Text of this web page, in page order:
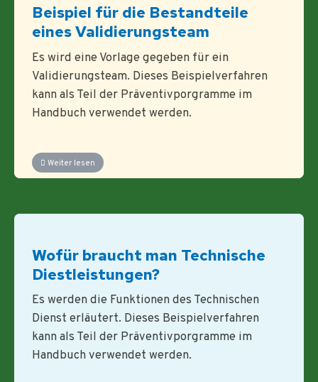
Beispiel für die Bestandteile
eines Validierungsteam
Es wird eine Vorlage gegeben für ein
Validierungsteam. Dieses Beispielverfahren
kann als Teil der Präventivporgramme im
Handbuch verwendet werden.
Weiter lesen
Wofür braucht man Technische
Diestleistungen?
Es werden die Funktionen des Technischen
Dienst erläutert. Dieses Beispielverfahren
kann als Teil der Präventivporgramme im
Handbuch verwendet werden.